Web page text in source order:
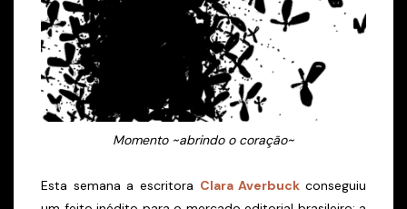
Momento ~abrindo o coração~
Esta semana a escritora Clara Averbuck conseguiu